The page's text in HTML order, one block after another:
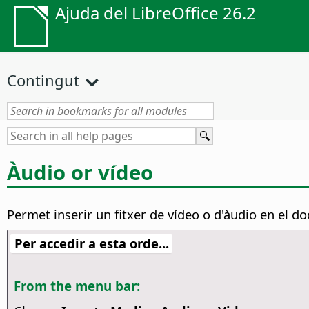
Ajuda del LibreOffice 26.2
Contingut
Àudio or vídeo
Permet inserir un fitxer de vídeo o d'àudio en el
Per accedir a esta orde...
From the menu bar: